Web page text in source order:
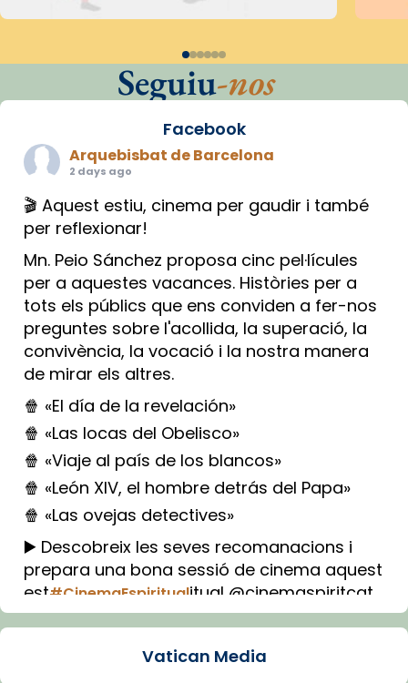
Seguiu-nos
Facebook
Arquebisbat de Barcelona
2 days ago
🎬 Aquest estiu, cinema per gaudir i també
per reflexionar!
Mn. Peio Sánchez proposa cinc pel·lícules
per a aquestes vacances. Històries per a
tots els públics que ens conviden a fer-nos
preguntes sobre l'acollida, la superació, la
convivència, la vocació i la nostra manera
de mirar els altres.
🍿 «El día de la revelación»
🍿 «Las locas del Obelisco»
🍿 «Viaje al país de los blancos»
🍿 «León XIV, el hombre detrás del Papa»
🍿 «Las ovejas detectives»
▶️ Descobreix les seves recomanacions i
prepara una bona sessió de cinema aquest
est#CinemaEspiritualitual @cinemaspiritcat
Imatge: Generada amb IA (OpenAI)
Vatican Media